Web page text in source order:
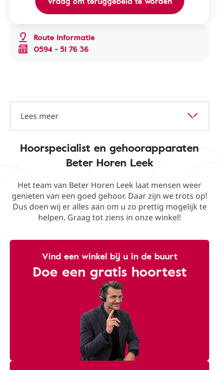
Route informatie
0594 - 51 76 36
Lees meer
Hoorspecialist en gehoorapparaten
Beter Horen Leek
Het team van Beter Horen Leek laat mensen weer
genieten van een goed gehoor. Daar zijn we trots op!
Dus doen wij er alles aan om u zo prettig mogelijk te
helpen. Graag tot ziens in onze winkel!
Vind een winkel bij u in de buurt
Doe een gratis hoortest